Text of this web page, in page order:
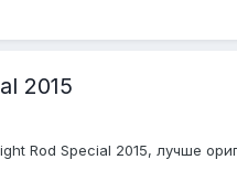
2015
Rod Special 2015, лучше